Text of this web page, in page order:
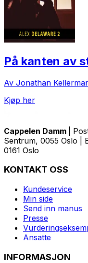
På kanten av
Av Jonathan
Kjøp her
Cappelen Damm
|
Sentrum, 0055 Oslo |
0161 Oslo
KONTAKT OSS
Kundeservice
Min side
Send inn manus
Presse
Ansatte
INFORMASJON